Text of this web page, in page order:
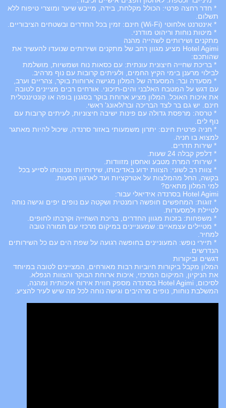
* חדר רחצה פרטי: הכולל מקלחת, בידה, מייבש שיער ומוצרי טיפוח ללא
תשלום.
* אינטרנט אלחוטי (Wi-Fi) חינם: זמין בכל החדרים ובשטחים הציבוריים.
* מיטות נוחות וריהוט מודרני.
מתקנים ושירותים לשהייה מהנה
Hotel Agimi מציע מגוון רחב של מתקנים ושירותים שנועדו להעשיר את
שהותכם:
* בריכת שחייה חיצונית עונתית: עם כסאות נוח ושמשיות, מושלמת
לבילוי מרענן בימי הקיץ החמים, ולעיתים קרובות עם נוף מרהיב.
* מסעדה ובר: המסעדה של המלון מגישה ארוחות בוקר, צהריים וערב,
עם דגש על המטבח האלבני והים-תיכוני. אורחים רבים מציינים לטובה
את איכות האוכל. המלון מציע ארוחת בוקר בסגנון בופה או קונטיננטלית
חינם. יש גם בר לצד הבריכה ובר/לאונג' ראשי.
* טרסה: מרפסת גדולה עם פינות ישיבה חיצוניות, לעיתים קרובות עם
נוף לים.
* חניה פרטית חינם: יתרון משמעותי באזור סרנדה, שיכול להיות מאתגר
למצוא בו חניה.
* שירות חדרים.
* דלפק קבלה 24 שעות.
* שירותי המרת מטבע ואחסון מזוודות.
* צוות רב לשוני: הצוות ידוע באדיבותו, שירותיותו ונכונותו לסייע בכל
בקשה, החל מהמלצות על אטרקציות ועד לארגון הסעות.
למי המלון מתאים?
Hotel Agimi בסרנדה אידיאלי עבור:
* זוגות: המחפשים חופשה רומנטית ושקטה עם נופים יפים וגישה נוחה
לטיילת ולמסעדות.
* משפחות: בזכות מגוון החדרים, בריכת השחייה וקרבתו לחופים.
* מטיילים עצמאיים: שמעוניינים במיקום מרכזי עם תמורה טובה
למחיר.
* תיירי נופש: המעוניינים בחופשה רגועה על שפת הים עם כל השירותים
הנדרשים.
דגשים וביקורות
המלון מקבל ביקורות חיוביות רבות מאורחים, המציינים לטובה במיוחד
את הניקיון, המיקום המרכזי, איכות ארוחת הבוקר והצוות הנפלא.
לסיכום, Hotel Agimi בסרנדה מספק חווית אירוח איכותית ומהנה,
המשלבת נוחות, נופים מרהיבים וגישה נוחה לכל מה שיש לעיר להציע.